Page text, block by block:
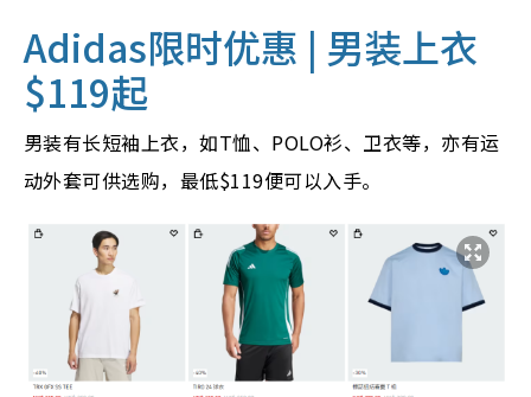
Adidas限时优惠 | 男装上衣
$119起
男装有长短袖上衣，如T恤、POLO衫、卫衣等，亦有运
动外套可供选购，最低$119便可以入手。